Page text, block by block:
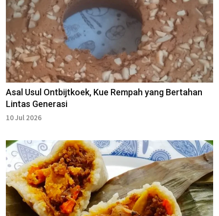
Asal Usul Ontbijtkoek, Kue Rempah yang Bertahan
Lintas Generasi
10 Jul 2026